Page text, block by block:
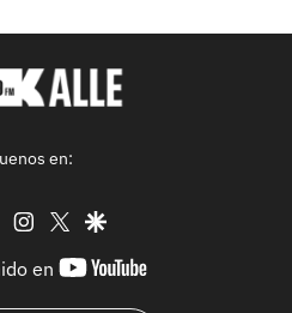
en:
tiktok instagram
twittergoogle
en
youtube-